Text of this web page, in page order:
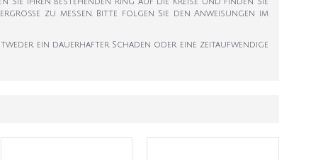
zu messen. Bitte folgen Sie den Anweisungen im
ein dauerhafter Schaden oder eine zeitaufwendige